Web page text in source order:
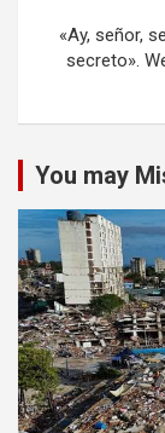
entradas
«Ay, señor,
secreto».
You may